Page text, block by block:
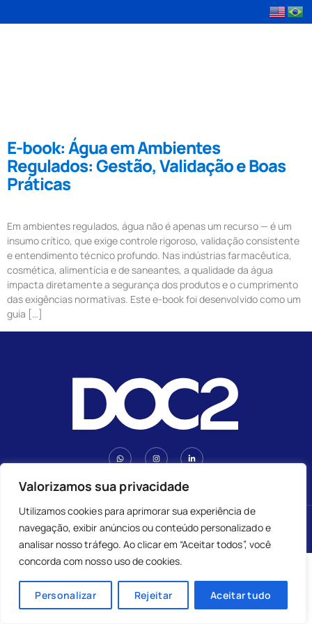
Valorizamos sua privacidade
Utilizamos cookies para aprimorar sua experiência de
navegação, exibir anúncios ou conteúdo personalizado e
analisar nosso tráfego. Ao clicar em “Aceitar todos”, você
concorda com nosso uso de cookies.
Personalizar Rejeitar Aceitar tudo
E-book: Água em Ambientes
Regulados: Gestão, Validação e Boas
Práticas
Em ambientes regulados, água não é apenas um recurso — é um
insumo crítico, que exige controle rigoroso, validação consistente
e entendimento técnico profundo. Nas indústrias farmacêutica,
cosmética, alimentícia e de saneantes, a qualidade da água
impacta diretamente a segurança dos produtos e o cumprimento
das exigências normativas. Este e-book foi desenvolvido como um
guia […]
DOC2. Todos os direitos reservados.